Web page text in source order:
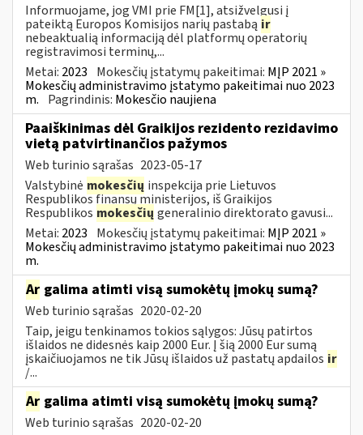
Informuojame, jog VMI prie FM[1], atsižvelgusi į
pateiktą Europos Komisijos narių pastabą ir
nebeaktualią informaciją dėl platformų operatorių
registravimosi terminų,...
Metai: 2023 Mokesčių įstatymų pakeitimai: MĮP 2021 »
Mokesčių administravimo įstatymo pakeitimai nuo 2023
m. Pagrindinis: Mokesčio naujiena
Paaiškinimas dėl Graikijos rezidento rezidavimo
vietą patvirtinančios pažymos
Web turinio sąrašas 2023-05-17
Valstybinė mokesčių inspekcija prie Lietuvos
Respublikos finansų ministerijos, iš Graikijos
Respublikos mokesčių generalinio direktorato gavusi...
Metai: 2023 Mokesčių įstatymų pakeitimai: MĮP 2021 »
Mokesčių administravimo įstatymo pakeitimai nuo 2023
m.
Ar galima atimti visą sumokėtų įmokų sumą?
Web turinio sąrašas 2020-02-20
Taip, jeigu tenkinamos tokios sąlygos: Jūsų patirtos
išlaidos ne didesnės kaip 2000 Eur. Į šią 2000 Eur sumą
įskaičiuojamos ne tik Jūsų išlaidos už pastatų apdailos ir
/...
Ar galima atimti visą sumokėtų įmokų sumą?
Web turinio sąrašas 2020-02-20